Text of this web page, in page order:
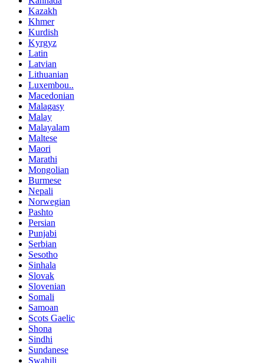
Kazakh
Khmer
Kurdish
Kyrgyz
Latin
Latvian
Lithuanian
Luxembou..
Macedonian
Malagasy
Malay
Malayalam
Maltese
Maori
Marathi
Mongolian
Burmese
Nepali
Norwegian
Pashto
Persian
Punjabi
Serbian
Sesotho
Sinhala
Slovak
Slovenian
Somali
Samoan
Scots Gaelic
Shona
Sindhi
Sundanese
Swahili